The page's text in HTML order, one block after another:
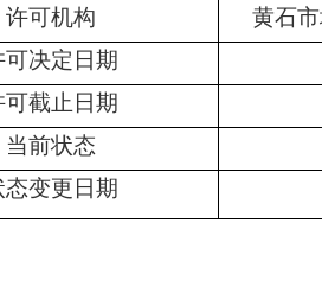
许可机构
黄石
可决定日期
可截止日期
当前状态
态变更日期